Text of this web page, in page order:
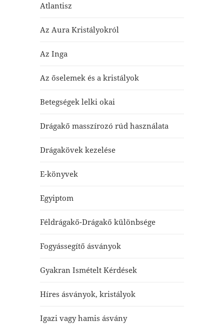
Atlantisz
Az Aura Kristályokról
Az Inga
Az őselemek és a kristályok
Betegségek lelki okai
Drágakő masszírozó rúd használata
Drágakövek kezelése
E-könyvek
Egyiptom
Féldrágakő-Drágakő különbsége
Fogyássegítő ásványok
Gyakran Ismételt Kérdések
Híres ásványok, kristályok
Igazi vagy hamis ásvány